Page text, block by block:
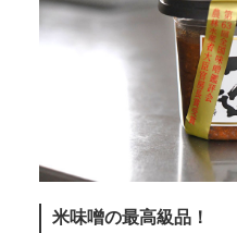
米味噌の最高級品！